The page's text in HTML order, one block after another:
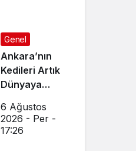
Genel
Ankara’nın
Kedileri Artık
Dünyaya
Tanıtılıyor
6 Ağustos
2026 - Per -
17:26